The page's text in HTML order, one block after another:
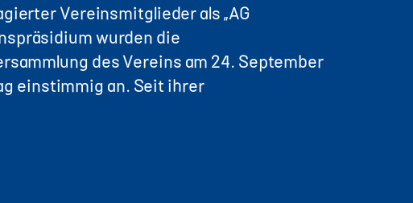
Vereinsmitglieder als „AG
wurden die
des Vereins am 24. September
einstimmig an. Seit ihrer